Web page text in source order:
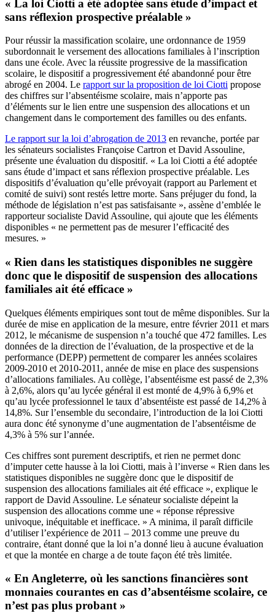
« La loi Ciotti a été adoptée sans étude d’impact et
sans réflexion prospective préalable »
Pour réussir la massification scolaire, une ordonnance de 1959
subordonnait le versement des allocations familiales à l’inscription
dans une école. Avec la réussite progressive de la massification
scolaire, le dispositif a progressivement été abandonné pour être
abrogé en 2004. Le rapport sur la proposition de loi Ciotti propose
des chiffres sur l’absentéisme scolaire, mais n’apporte pas
d’éléments sur le lien entre une suspension des allocations et un
changement dans le comportement des familles ou des enfants.
Le rapport sur la loi d’abrogation de 2013 en revanche, portée par
les sénateurs socialistes Françoise Cartron et David Assouline,
présente une évaluation du dispositif. « La loi Ciotti a été adoptée
sans étude d’impact et sans réflexion prospective préalable. Les
dispositifs d’évaluation qu’elle prévoyait (rapport au Parlement et
comité de suivi) sont restés lettre morte. Sans préjuger du fond, la
méthode de législation n’est pas satisfaisante », assène d’emblée le
rapporteur socialiste David Assouline, qui ajoute que les éléments
disponibles « ne permettent pas de mesurer l’efficacité des
mesures. »
« Rien dans les statistiques disponibles ne suggère
donc que le dispositif de suspension des allocations
familiales ait été efficace »
Quelques éléments empiriques sont tout de même disponibles. Sur la
durée de mise en application de la mesure, entre février 2011 et mars
2012, le mécanisme de suspension n’a touché que 472 familles. Les
données de la direction de l’évaluation, de la prospective et de la
performance (DEPP) permettent de comparer les années scolaires
2009-2010 et 2010-2011, année de mise en place des suspensions
d’allocations familiales. Au collège, l’absentéisme est passé de 2,3%
à 2,6%, alors qu’au lycée général il est monté de 4,9% à 6,9% et
qu’au lycée professionnel le taux d’absentéiste est passé de 14,2% à
14,8%. Sur l’ensemble du secondaire, l’introduction de la loi Ciotti
aura donc été synonyme d’une augmentation de l’absentéisme de
4,3% à 5% sur l’année.
Ces chiffres sont purement descriptifs, et rien ne permet donc
d’imputer cette hausse à la loi Ciotti, mais à l’inverse « Rien dans les
statistiques disponibles ne suggère donc que le dispositif de
suspension des allocations familiales ait été efficace », explique le
rapport de David Assouline. Le sénateur socialiste dépeint la
suspension des allocations comme une « réponse répressive
univoque, inéquitable et inefficace. » A minima, il paraît difficile
d’utiliser l’expérience de 2011 – 2013 comme une preuve du
contraire, étant donné que la loi n’a donné lieu à aucune évaluation
et que la montée en charge a de toute façon été très limitée.
« En Angleterre, où les sanctions financières sont
monnaies courantes en cas d’absentéisme scolaire, ce
n’est pas plus probant »